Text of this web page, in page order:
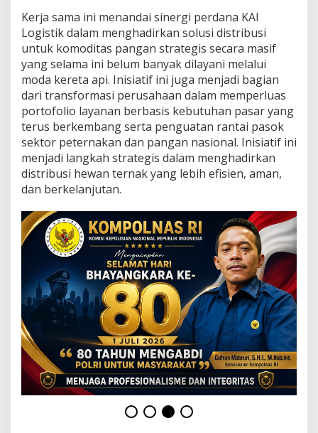
n
a
k
,
K
A
I
L
g
i
s
t
T
e
k
e
n
M
o
U
d
e
n
g
a
n
B
o
g
Kerja sama ini menandai sinergi perdana KAI
Logistik dalam menghadirkan solusi distribusi
untuk komoditas pangan strategis secara masif
yang selama ini belum banyak dilayani melalui
moda kereta api. Inisiatif ini juga menjadi bagian
dari transformasi perusahaan dalam memperluas
portofolio layanan berbasis kebutuhan pasar yang
terus berkembang serta penguatan rantai pasok
sektor peternakan dan pangan nasional. Inisiatif ini
menjadi langkah strategis dalam menghadirkan
distribusi hewan ternak yang lebih efisien, aman,
dan berkelanjutan.